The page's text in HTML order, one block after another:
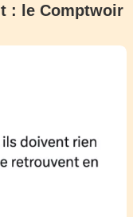
: le Comptwoir